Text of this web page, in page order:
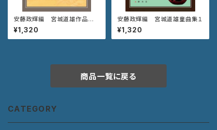
安藤政輝編 宮城道雄作品集
《都 踊》
¥1,320
安藤政輝編 宮城道雄童曲集１
¥1,320
商品一覧に戻る
CATEGORY